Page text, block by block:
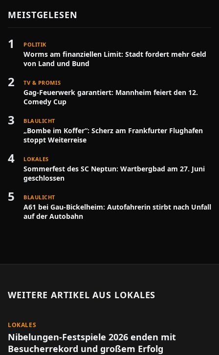
MEISTGELESEN
1 POLITIK
Worms am finanziellen Limit: Stadt fordert mehr Geld
von Land und Bund
2 TV & PROMIS
Gag-Feuerwerk garantiert: Mannheim feiert den 12.
Comedy Cup
3 BLAULICHT
„Bombe im Koffer“: Scherz am Frankfurter Flughafen
stoppt Weiterreise
4 LOKALES
Sommerfest des SC Neptun: Wartbergbad am 27. Juni
geschlossen
5 BLAULICHT
A61 bei Gau-Bickelheim: Autofahrerin stirbt nach Unfall
auf der Autobahn
WEITERE ARTIKEL AUS LOKALES
LOKALES
Nibelungen-Festspiele 2026 enden mit
Besucherrekord und großem Erfolg